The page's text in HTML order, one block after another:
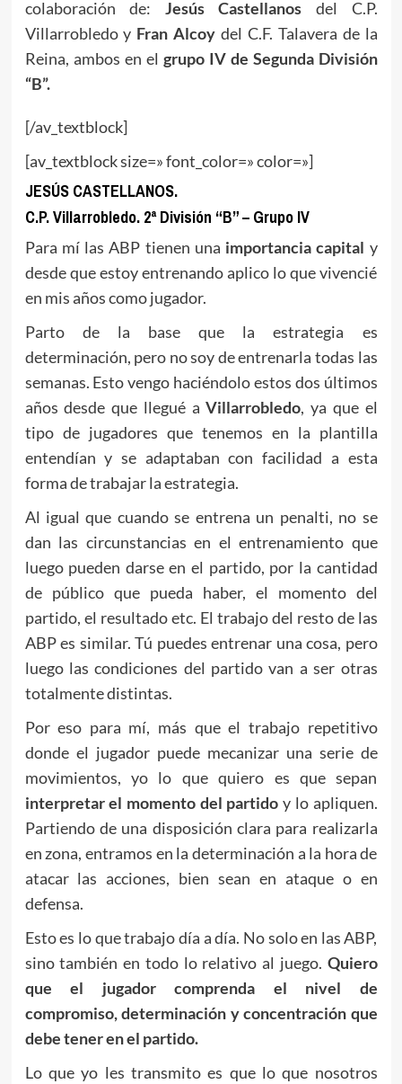
colaboración de: Jesús Castellanos del C.P.
Villarrobledo y Fran Alcoy del C.F. Talavera de la
Reina, ambos en el grupo IV de Segunda División
“B”.
[/av_textblock]
[av_textblock size=» font_color=» color=»]
JESÚS CASTELLANOS.
C.P. Villarrobledo. 2ª División “B” – Grupo IV
Para mí las ABP tienen una importancia capital y
desde que estoy entrenando aplico lo que vivencié
en mis años como jugador.
Parto de la base que la estrategia es
determinación, pero no soy de entrenarla todas las
semanas. Esto vengo haciéndolo estos dos últimos
años desde que llegué aVillarrobledo, ya que el
tipo de jugadores que tenemos en la plantilla
entendían y se adaptaban con facilidad a esta
forma de trabajar la estrategia.
Al igual que cuando se entrena un penalti, no se
dan las circunstancias en el entrenamiento que
luego pueden darse en el partido, por la cantidad
de público que pueda haber, el momento del
partido, el resultado etc. El trabajo del resto de las
ABP es similar. Tú puedes entrenar una cosa, pero
luego las condiciones del partido van a ser otras
totalmente distintas.
Por eso para mí, más que el trabajo repetitivo
donde el jugador puede mecanizar una serie de
movimientos, yo lo que quiero es que sepan
interpretar el momento del partido y lo apliquen.
Partiendo de una disposición clara para realizarla
en zona, entramos en la determinación a la hora de
atacar las acciones, bien sean en ataque o en
defensa.
Esto es lo que trabajo día a día. No solo en las ABP,
sino también en todo lo relativo al juego. Quiero
que el jugador comprenda el nivel de
compromiso, determinación y concentración que
debe tener en el partido.
Lo que yo les transmito es que lo que nosotros